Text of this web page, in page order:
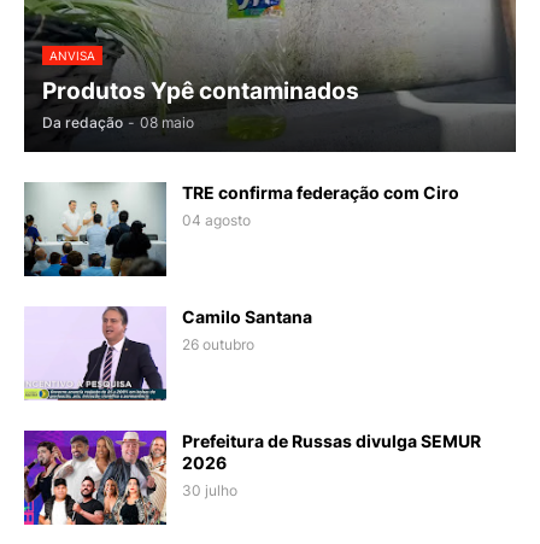
ANVISA
Produtos Ypê contaminados
Da redação - 08 maio
TRE confirma federação com Ciro
04 agosto
Camilo Santana
26 outubro
Prefeitura de Russas divulga SEMUR
2026
30 julho